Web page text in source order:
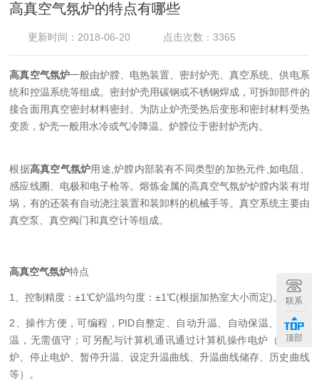
高真空气氛炉的特点有哪些
更新时间：2018-06-20 点击次数：3365
高真空气氛炉一般由炉膛、电热装置、密封炉壳、真空系统、供电系
统和控温系统等组成。密封炉壳用碳钢或不锈钢焊成，可拆卸部件的
接合面用真空密封材料密封。为防止炉壳受热后变形和密封材料受热
变质，炉壳一般用水冷或气冷降温。炉膛位于密封炉壳内。
根据高真空气氛炉用途,炉膛内部装有不同类型的加热元件,如电阻、
感应线圈、电极和电子枪等。熔炼金属的高真空气氛炉炉膛内装有坩
埚，有的还装有自动浇注装置和装卸料的机械手等。真空系统主要由
真空泵、真空阀门和真空计等组成。
高真空气氛炉特点
1、控制精度：±1℃炉温均匀度：±1℃(根据加热室大小而定)。
2、操作方便，可编程，PID自整定、自动升温、自动保温、自动降
温，无需值守；可另配与计算机通讯通过计算机操作电炉（启动电
炉、停止电炉、暂停升温、设定升温曲线、升温曲线储存、历史曲线
等）。
联系
顶部